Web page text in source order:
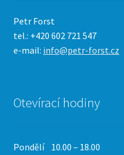
Petr Forst
tel.: +420 602 721 547
e-mail: info@petr-forst.cz
Otevírací hodiny
Pondělí 10.00 – 18.00